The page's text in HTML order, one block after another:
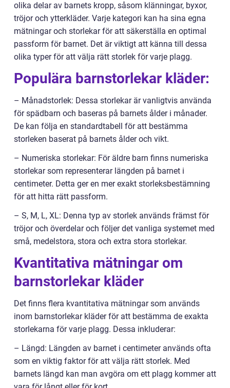
olika delar av barnets kropp, såsom klänningar, byxor,
tröjor och ytterkläder. Varje kategori kan ha sina egna
mätningar och storlekar för att säkerställa en optimal
passform för barnet. Det är viktigt att känna till dessa
olika typer för att välja rätt storlek för varje plagg.
Populära barnstorlekar kläder:
– Månadstorlek: Dessa storlekar är vanligtvis använda
för spädbarn och baseras på barnets ålder i månader.
De kan följa en standardtabell för att bestämma
storleken baserat på barnets ålder och vikt.
– Numeriska storlekar: För äldre barn finns numeriska
storlekar som representerar längden på barnet i
centimeter. Detta ger en mer exakt storleksbestämning
för att hitta rätt passform.
– S, M, L, XL: Denna typ av storlek används främst för
tröjor och överdelar och följer det vanliga systemet med
små, medelstora, stora och extra stora storlekar.
Kvantitativa mätningar om
barnstorlekar kläder
Det finns flera kvantitativa mätningar som används
inom barnstorlekar kläder för att bestämma de exakta
storlekarna för varje plagg. Dessa inkluderar:
– Längd: Längden av barnet i centimeter används ofta
som en viktig faktor för att välja rätt storlek. Med
barnets längd kan man avgöra om ett plagg kommer att